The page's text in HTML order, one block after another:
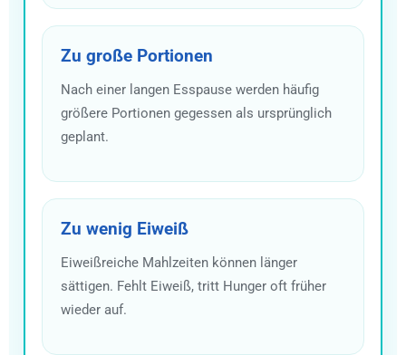
Zu große Portionen
Nach einer langen Esspause werden häufig
größere Portionen gegessen als ursprünglich
geplant.
Zu wenig Eiweiß
Eiweißreiche Mahlzeiten können länger
sättigen. Fehlt Eiweiß, tritt Hunger oft früher
wieder auf.